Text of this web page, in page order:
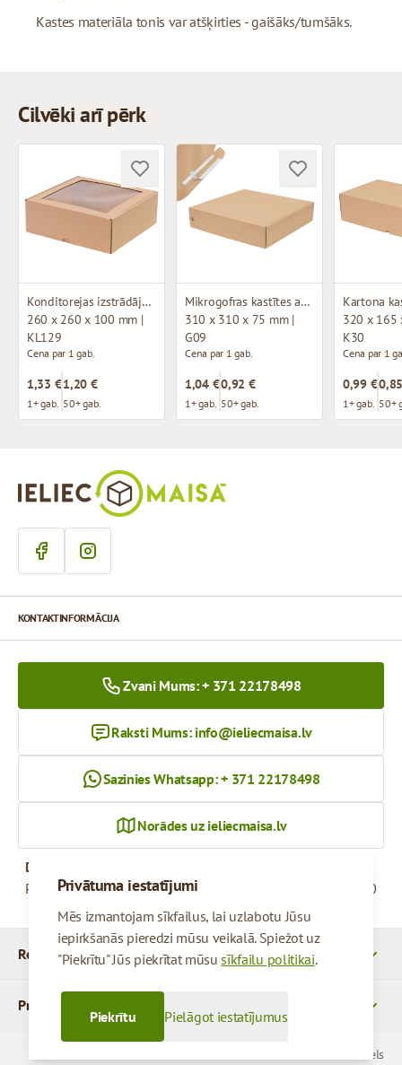
Kastes materiāla tonis var atšķirties - gaišāks/tumšāks.
Cilvēki arī pērk
Konditorejas izstrādājumu kastītes ar logu (mikrogofras)
260 x 260 x 100 mm |
KL129
Cena par 1 gab.
1,33 €
1+ gab.
1,20 €
50+ gab.
Mikrogofras kastītes ar 2 līmmalām un perforāciju
310 x 310 x 75 mm |
G09
Cena par 1 gab.
1,04 €
1+ gab.
0,92 €
50+ gab.
320 x 165
K30
Cena par 1
0,99 €
1+ gab. 50+
Privātuma iestatījumi
Mēs izmantojam sīkfailus, lai uzlabotu Jūsu
iepirkšanās pieredzi mūsu veikalā. Spiežot uz
"Piekrītu" Jūs piekrītat mūsusīkfailu politikai.
Pielāgot iestatījumus
Piekrītu
Rekvizīti
Produkti
KONTAKTINFORMĀCIJA
Zvani Mums: + 371 22178498
Raksti Mums: info@ieliecmaisa.lv
Sazinies Whatsapp: + 371 22178498
Norādes uz ieliecmaisa.lv
Darba Laiks
Pirmdiena - Piektdiena
09:00 - 17:00
© 2026 SIA Parcels